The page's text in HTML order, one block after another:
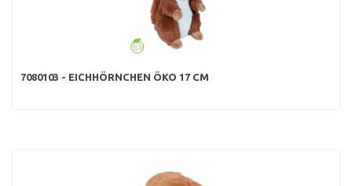
7080103 - EICHHÖRNCHEN ÖKO 17 CM